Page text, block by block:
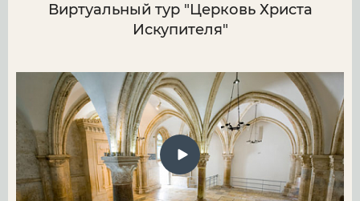
Виртуальный тур "Церковь Христа
Искупителя"